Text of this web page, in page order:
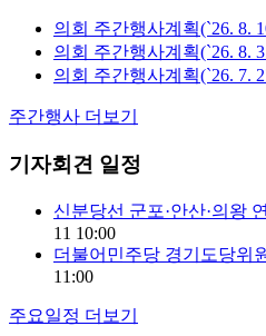
의회 주간행사계획(`26. 8.
의회 주간행사계획(`26. 8.
의회 주간행사계획(`26. 7.
주간행사 더보기
기자회견 일정
신분당선 군포·안산·의왕
11 10:00
더불어민주당 경기도당위
11:00
주요일정 더보기